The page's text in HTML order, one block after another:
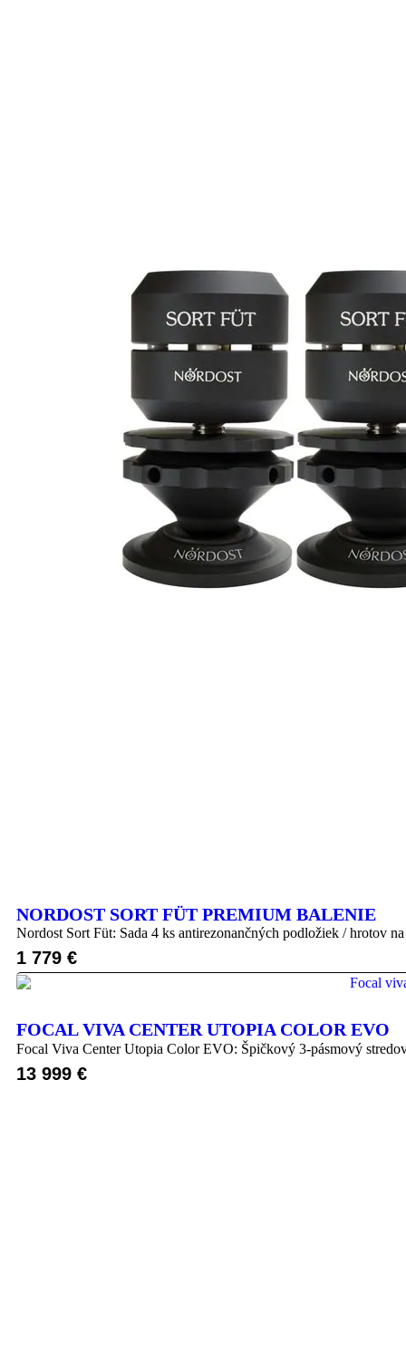
NORDOST SORT FÜT PREMIUM BALENIE
Nordost Sort Füt: Sada 4 ks antirezonančných podložiek / hrotov
1 779 €
FOCAL VIVA CENTER UTOPIA COLOR EVO
Focal Viva Center Utopia Color EVO: Špičkový 3-pásmový
13 999 €